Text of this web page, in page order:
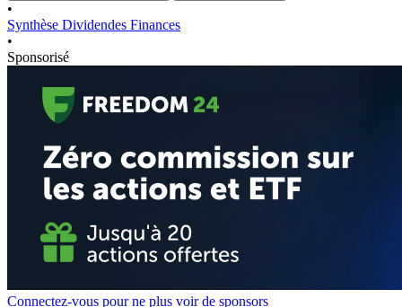
•
Synthèse Dividendes Finances
•
Sponsorisé
Connectez-vous pour ne plus voir de sponsors